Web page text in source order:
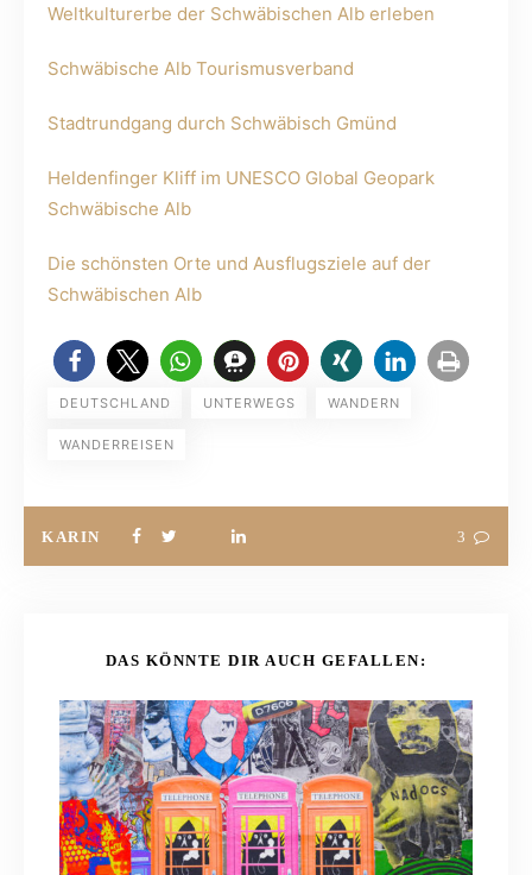
Weltkulturerbe der Schwäbischen Alb erleben
Schwäbische Alb Tourismusverband
Stadtrundgang durch Schwäbisch Gmünd
Heldenfinger Kliff im UNESCO Global Geopark
Schwäbische Alb
Die schönsten Orte und Ausflugsziele auf der
Schwäbischen Alb
DEUTSCHLAND UNTERWEGS WANDERN
WANDERREISEN
KARIN 3
DAS KÖNNTE DIR AUCH GEFALLEN: